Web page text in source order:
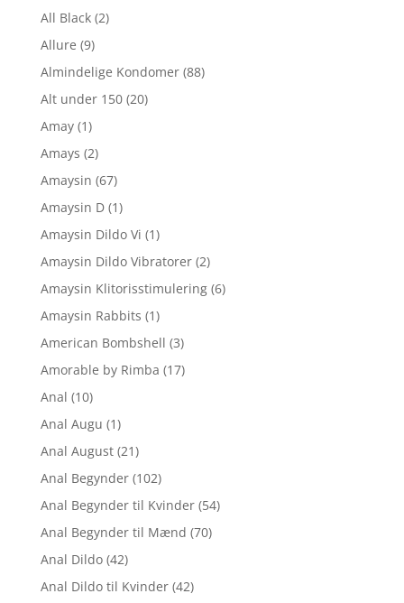
All Black (2)
Allure (9)
Almindelige Kondomer (88)
Alt under 150 (20)
Amay (1)
Amays (2)
Amaysin (67)
Amaysin D (1)
Amaysin Dildo Vi (1)
Amaysin Dildo Vibratorer (2)
Amaysin Klitorisstimulering (6)
Amaysin Rabbits (1)
American Bombshell (3)
Amorable by Rimba (17)
Anal (10)
Anal Augu (1)
Anal August (21)
Anal Begynder (102)
Anal Begynder til Kvinder (54)
Anal Begynder til Mænd (70)
Anal Dildo (42)
Anal Dildo til Kvinder (42)